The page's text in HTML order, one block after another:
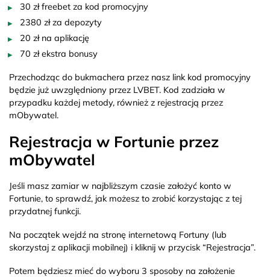
30 zł freebet za kod promocyjny
2380 zł za depozyty
20 zł na aplikację
70 zł ekstra bonusy
Przechodząc do bukmachera przez nasz link kod promocyjny
będzie już uwzględniony przez LVBET. Kod zadziała w
przypadku każdej metody, również z rejestracją przez
mObywatel.
Rejestracja w Fortunie przez
mObywatel
Jeśli masz zamiar w najbliższym czasie założyć konto w
Fortunie, to sprawdź, jak możesz to zrobić korzystając z tej
przydatnej funkcji.
Na początek wejdź na stronę internetową Fortuny (lub
skorzystaj z aplikacji mobilnej) i kliknij w przycisk “Rejestracja”.
Potem będziesz mieć do wyboru 3 sposoby na założenie